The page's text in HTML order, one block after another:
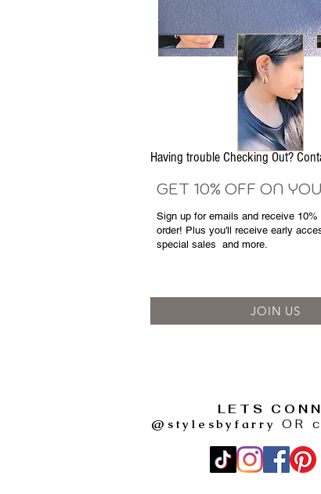
Having trouble Checking Out?
GET 10% OFF ON
Sign up for emails and receive 10%
order! Plus you'll receive early
special sales and more.
JOIN US
LETS
@stylesbyfarry
OR